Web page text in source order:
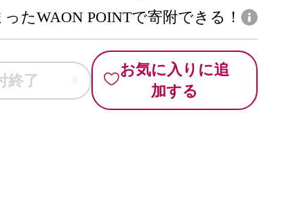
ったWAON POINTで寄附できる！
終了
お気に入りに追
加する